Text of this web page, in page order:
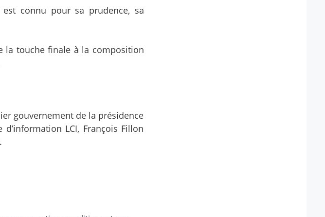
connu pour sa prudence, sa
la touche finale à la composition
gouvernement de la présidence
LCI, François Fillon